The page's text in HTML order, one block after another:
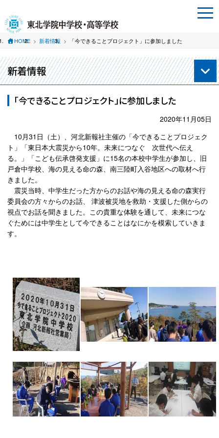
HOME 新着情報 「今できることプロジェクト」に参加しました
新着情報
「今できることプロジェクト」に参加しました
2020年11月05日
10月31日（土）、河北新報社主催の「今できることプロジェク
ト」「東日本大震災から10年。未来につなぐ 次世代へ伝え
る。」「こども伝承啓発支援」に15名の本校中学生が参加し、旧
戸倉中学校、海の見える命の森、南三陸町入谷地区への取材へ行
きました。
震災当時、中学生だった方からのお話や海の見える命の森実行
委員会の方々からのお話、 津波被災地を救助・支援した側からの
視点でお話を聞きました。この貴重な体験を通して、未来につな
ぐためには中学生として今できることはなにかを模索していきま
す。